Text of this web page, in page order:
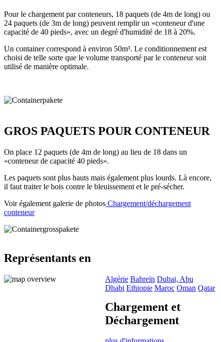
Pour le chargement par conteneurs, 18 paquets (de 4m de long) ou
24 paquets (de 3m de long) peuvent remplir un «conteneur d'une
capacité de 40 pieds», avec un degré d'humidité de 18 à 20%.
Un container correspond à environ 50m³. Le conditionnement est
choisi de telle sorte que le volume transporté par le conteneur soit
utilisé de manière optimale.
GROS PAQUETS POUR CONTENEUR
On place 12 paquets (de 4m de long) au lieu de 18 dans un
«conteneur de capacité 40 pieds».
Les paquets sont plus hauts mais également plus lourds. Là encore,
il faut traiter le bois contre le bleuissement et le pré-sécher.
Voir également galerie de photos Chargement/déchargement
conteneur
Représentants en
Algérie Bahreïn Dubai, Abu
Dhabi Ethiopie Maroc Oman Qatar
Chargement et
Déchargement